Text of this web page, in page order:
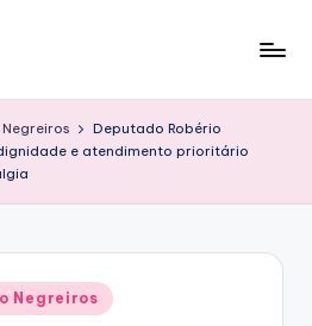
Deputado Robério
e atendimento prioritário
Negreiros